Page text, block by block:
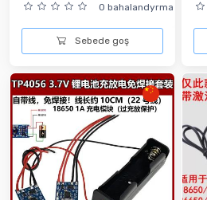
0 bahalandyrma
Sebede goş